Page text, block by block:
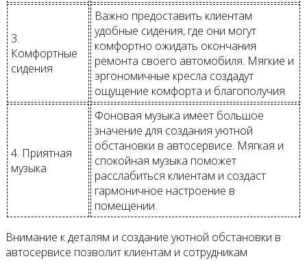
3.
Комфортные
сидения
Важно предоставить клиентам
удобные сидения, где они могут
комфортно ожидать окончания
ремонта своего автомобиля. Мягкие и
эргономичные кресла создадут
ощущение комфорта и благополучия.
4. Приятная
музыка
Фоновая музыка имеет большое
значение для создания уютной
обстановки в автосервисе. Мягкая и
спокойная музыка поможет
расслабиться клиентам и создаст
гармоничное настроение в
помещении.
Внимание к деталям и создание уютной обстановки в
автосервисе позволит клиентам и сотрудникам